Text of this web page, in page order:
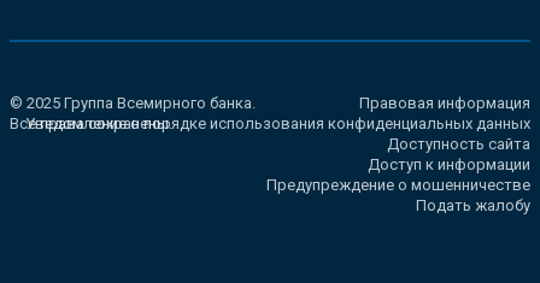
© 2025 Группа Всемирного банка.
Все права сохранены.
Правовая информация
Уведомление о порядке использования конфиденциальных данных
Доступность сайта
Доступ к информации
Предупреждение о мошенничестве
Подать жалобу